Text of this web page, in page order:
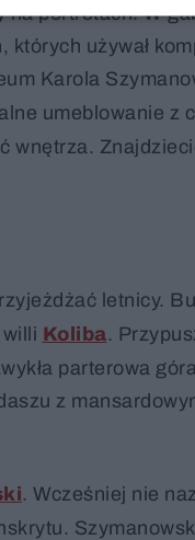
na portretach. W
używał
Karola
umeblowanie z
wnętrza.
letnicy.
Koliba.
parterowa
z
. Wcześniej nie